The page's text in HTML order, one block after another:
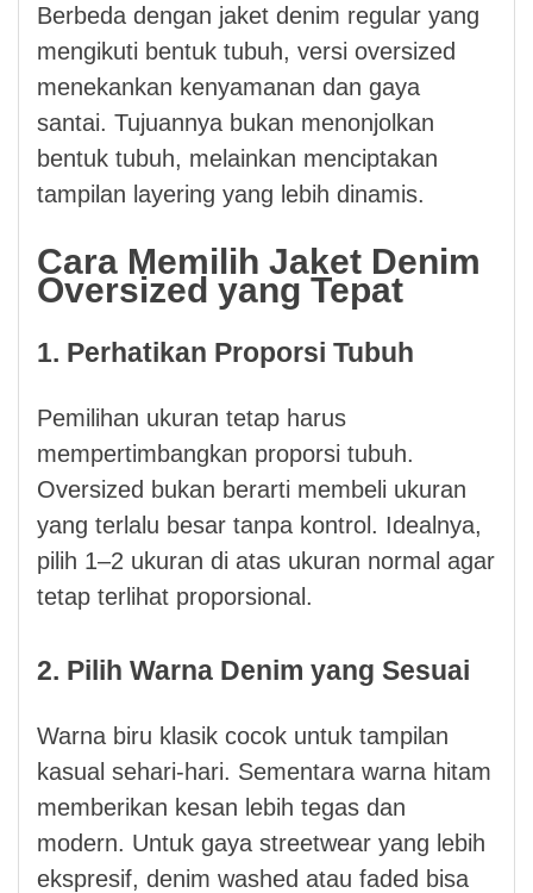
Berbeda dengan jaket denim regular yang
mengikuti bentuk tubuh, versi oversized
menekankan kenyamanan dan gaya
santai. Tujuannya bukan menonjolkan
bentuk tubuh, melainkan menciptakan
tampilan layering yang lebih dinamis.
Cara Memilih Jaket Denim
Oversized yang Tepat
1. Perhatikan Proporsi Tubuh
Pemilihan ukuran tetap harus
mempertimbangkan proporsi tubuh.
Oversized bukan berarti membeli ukuran
yang terlalu besar tanpa kontrol. Idealnya,
pilih 1–2 ukuran di atas ukuran normal agar
tetap terlihat proporsional.
2. Pilih Warna Denim yang Sesuai
Warna biru klasik cocok untuk tampilan
kasual sehari-hari. Sementara warna hitam
memberikan kesan lebih tegas dan
modern. Untuk gaya streetwear yang lebih
ekspresif, denim washed atau faded bisa